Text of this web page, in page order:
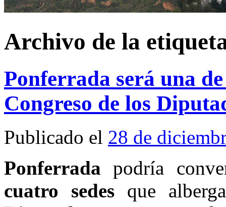
Archivo de la
Ponferrada será una
Congreso de los
Publicado el 28 de
Ponferrada podría
cuatro sedes que